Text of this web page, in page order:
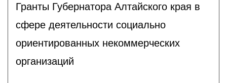
Гранты Губернатора Алтайского края в
сфере деятельности социально
ориентированных некоммерческих
организаций